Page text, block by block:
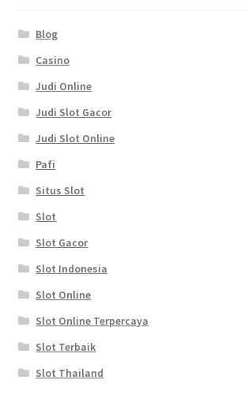
Blog
Casino
Judi Online
Judi Slot Gacor
Judi Slot Online
Pafi
Situs Slot
Slot
Slot Gacor
Slot Indonesia
Slot Online
Slot Online Terpercaya
Slot Terbaik
Slot Thailand